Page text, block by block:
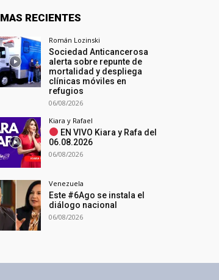
MAS RECIENTES
Román Lozinski
Sociedad Anticancerosa
alerta sobre repunte de
mortalidad y despliega
clínicas móviles en
refugios
06/08/2026
Kiara y Rafael
EN VIVO Kiara y Rafa del
06.08.2026
06/08/2026
Venezuela
Este #6Ago se instala el
diálogo nacional
06/08/2026